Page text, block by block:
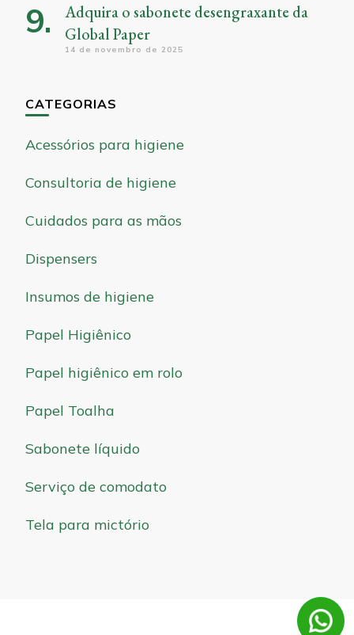
Adquira o sabonete desengraxante da
Global Paper
14 de novembro de 2025
CATEGORIAS
Acessórios para higiene
Consultoria de higiene
Cuidados para as mãos
Dispensers
Insumos de higiene
Papel Higiênico
Papel higiênico em rolo
Papel Toalha
Sabonete líquido
Serviço de comodato
Tela para mictório